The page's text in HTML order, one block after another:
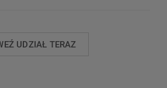
UDZIAŁ TERAZ